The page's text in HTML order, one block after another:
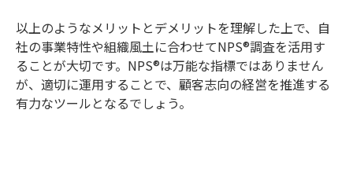
以上のようなメリットとデメリットを理解した上で、自
社の事業特性や組織風土に合わせてNPS®調査を活用す
ることが大切です。NPS®は万能な指標ではありません
が、適切に運用することで、顧客志向の経営を推進する
有力なツールとなるでしょう。